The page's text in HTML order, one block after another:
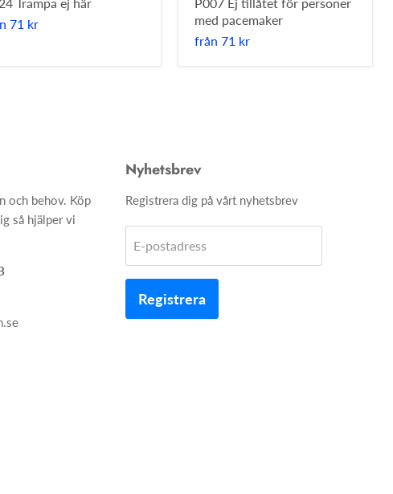
71 kr
med pacemaker
från 71 kr
och behov. Köp
så hjälper vi
Nyhetsbrev
Registrera dig på vårt nyhetsbrev
E-postadress
Registrera